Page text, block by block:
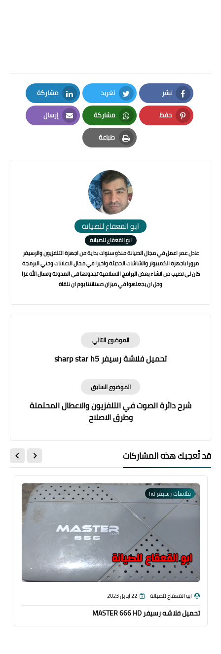
نشر
Facebook
تغريد
Twitter
مشاركة
LinkedIn
حفظ
Pinterest
مشاركة
Whatsapp
إرسال
Email
طباعة
Print
ابو القعقاع للصيانة
ابو القعقاع للصيانة
عادل عمر اعمل في مجال الصيانة منذو سنوات بداية من اجهزة التلفزيون والرسيفر
مرورا باجهزة الكمبيوتر والشاشات الحديثة واخيرا في مجال الاعلانات وحتي البرمجة
كان لي نصيب من انشاء بعض البرامج الاسلامية تجدونها في المدونة ونسال الله عزا
وجل ان يجعلهوا في ميزان حسنانتنا يوم ان نلقاة
الموضوع التالي
تحميل فلاشة رسيفر sharp star h5
الموضوع السابق
شرح دائرة الصوت في التلفزيون والاعطال المحتملة
وطرق الاصلاح
قد تُعجبك هذه المشاركات
فلاشات رسيفر hd
ابو القعقاع للصيانة 22 أبريل 2023
تحميل فلاشه رسيفر MASTER 666 HD